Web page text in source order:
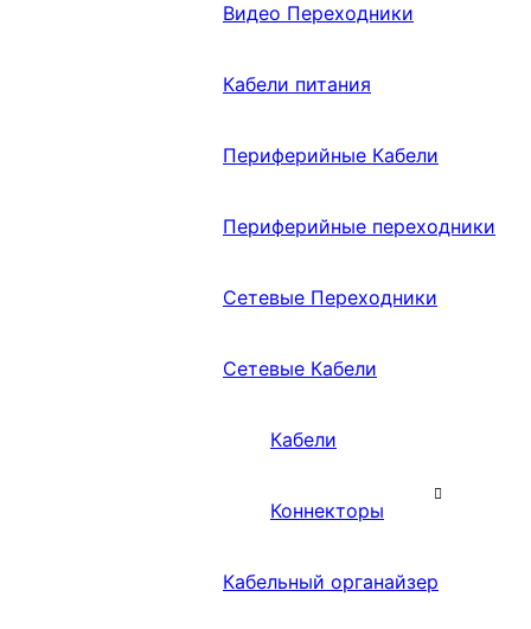
Видео Переходники
Кабели питания
Периферийные Кабели
Периферийные переходники
Сетевые Переходники
Сетевые Кабели
Кабели
Коннекторы
Кабельный органайзер